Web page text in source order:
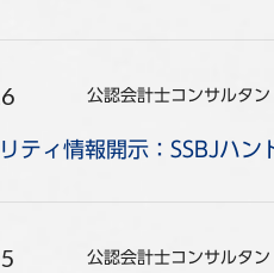
公認会計士コンサルタン
ティ情報開示：SSBJハ
公認会計士コンサルタン